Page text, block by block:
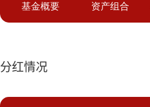
基金概要 资产组合